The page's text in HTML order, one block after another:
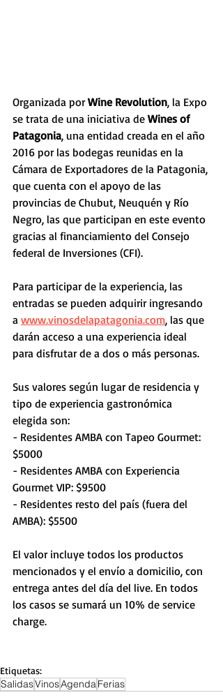
Organizada por Wine Revolution, la Expo
se trata de una iniciativa de Wines of
Patagonia, una entidad creada en el año
2016 por las bodegas reunidas en la
Cámara de Exportadores de la Patagonia,
que cuenta con el apoyo de las
provincias de Chubut, Neuquén y Río
Negro, las que participan en este evento
gracias al financiamiento del Consejo
federal de Inversiones (CFI).
Para participar de la experiencia, las
entradas se pueden adquirir ingresando
a www.vinosdelapatagonia.com, las que
darán acceso a una experiencia ideal
para disfrutar de a dos o más personas.
Sus valores según lugar de residencia y
tipo de experiencia gastronómica
elegida son:
- Residentes AMBA con Tapeo Gourmet:
$5000
- Residentes AMBA con Experiencia
Gourmet VIP: $9500
- Residentes resto del país (fuera del
AMBA): $5500
El valor incluye todos los productos
mencionados y el envío a domicilio, con
entrega antes del día del live. En todos
los casos se sumará un 10% de service
charge.
Etiquetas:
SalidasVinosAgendaFerias